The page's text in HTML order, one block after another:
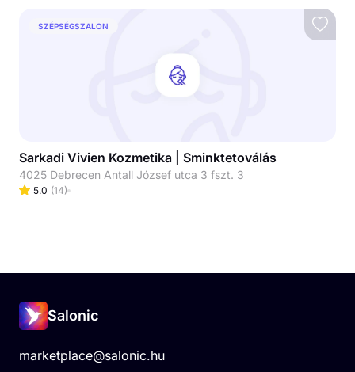
SZÉPSÉGSZALON
Sarkadi Vivien Kozmetika | Sminktetoválás
4025 Debrecen Antall József utca 3 fszt. 3
5.0 (14)
Salonic
marketplace@salonic.hu